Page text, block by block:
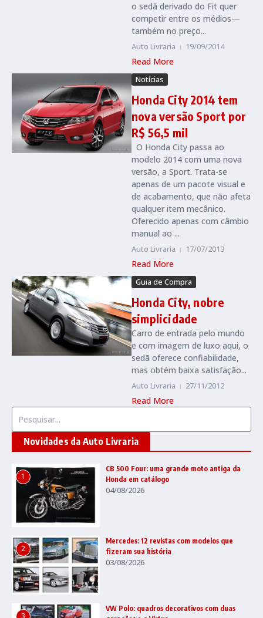
o sedã derivado do Fit quer
competir entre os médios—
também no preço...
Auto Livraria 19/09/2014
Read More
Notícias
Honda City 2014 tem
nova versão Sport por
R$ 56,5 mil
O Honda City passa ao
modelo 2014 com uma nova
versão, a Sport. Trata-se
apenas de um pacote visual e
de acabamento, que não afeta
qualquer item mecânico.
Oferecido apenas com câmbio
manual ao ...
Auto Livraria 17/07/2013
Read More
Guia de Compra
Honda City, nobre
simplicidade
Carro de entrada pelo mundo
e com imagem de luxo aqui, o
sedã oferece confiabilidade,
mas obtém baixa satisfação...
Auto Livraria 27/11/2012
Read More
Novidades da Auto Livraria
1
CB 500 Four: uma grande moto antiga da
Honda em catálogo
04/08/2026
2
Mercedes: 12 revistas com modelos que
fizeram sua história
03/08/2026
3
VW Polo: quadros decorativos com duas